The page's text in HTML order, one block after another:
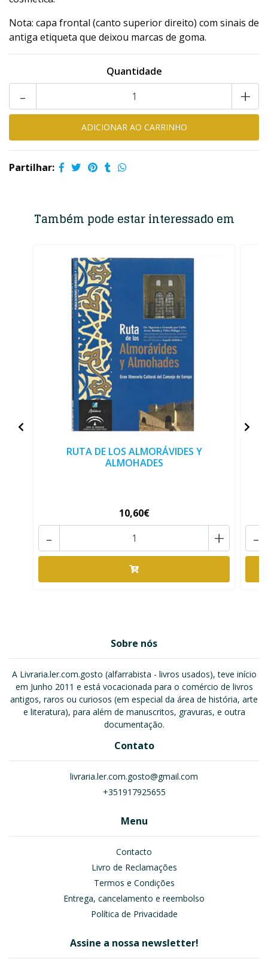
Nota: capa frontal (canto superior direito) com sinais de
antiga etiqueta que deixou marcas de goma.
Quantidade
+
-
Partilhar:
Também pode estar interessado em
RUTA DE LOS ALMORÁVIDES Y
ALMOHADES
10,60€
+
- -
Sobre nós
A Livraria.ler.com.gosto (alfarrabista - livros usados), teve início
em Junho 2011 e está vocacionada para o comércio de livros
antigos, raros ou curiosos (em especial da área de história, arte
e literatura), para além de manuscritos, gravuras, e outra
documentação.
Contato
livraria.ler.com.gosto@gmail.com
+351917925655
Menu
Contacto
Livro de Reclamações
Termos e Condições
Entrega, cancelamento e reembolso
Política de Privacidade
Assine a nossa newsletter!